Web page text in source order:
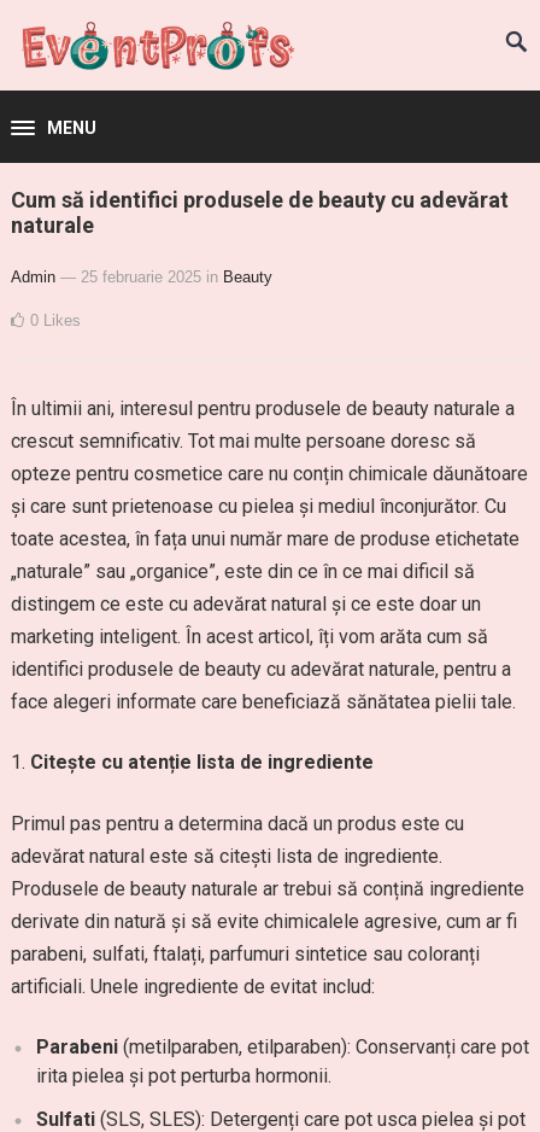
MENU
Cum să identifici produsele de beauty cu adevărat
naturale
Admin — 25 februarie 2025 in Beauty
0 Likes
În ultimii ani, interesul pentru produsele de beauty naturale a
crescut semnificativ. Tot mai multe persoane doresc să
opteze pentru cosmetice care nu conțin chimicale dăunătoare
și care sunt prietenoase cu pielea și mediul înconjurător. Cu
toate acestea, în fața unui număr mare de produse etichetate
„naturale” sau „organice”, este din ce în ce mai dificil să
distingem ce este cu adevărat natural și ce este doar un
marketing inteligent. În acest articol, îți vom arăta cum să
identifici produsele de beauty cu adevărat naturale, pentru a
face alegeri informate care beneficiază sănătatea pielii tale.
Citește cu atenție lista de ingrediente
Primul pas pentru a determina dacă un produs este cu
adevărat natural este să citești lista de ingrediente.
Produsele de beauty naturale ar trebui să conțină ingrediente
derivate din natură și să evite chimicalele agresive, cum ar fi
parabeni, sulfati, ftalați, parfumuri sintetice sau coloranți
artificiali. Unele ingrediente de evitat includ:
Parabeni(metilparaben, etilparaben): Conservanți care pot
irita pielea și pot perturba hormonii.
Sulfati(SLS, SLES): Detergenți care pot usca pielea și pot